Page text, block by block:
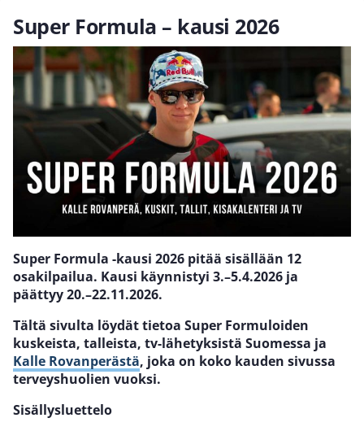
Super Formula – kausi 2026
Super Formula -kausi 2026 pitää sisällään 12
osakilpailua. Kausi käynnistyi 3.–5.4.2026 ja
päättyy 20.–22.11.2026.
Tältä sivulta löydät tietoa Super Formuloiden
kuskeista, talleista, tv-lähetyksistä Suomessa ja
Kalle Rovanperästä, joka on koko kauden sivussa
terveyshuolien vuoksi.
Sisällysluettelo